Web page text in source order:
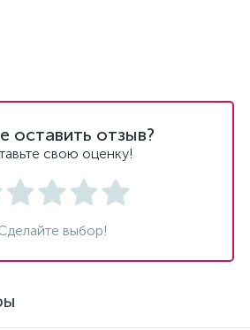
оставить отзыв?
свою оценку!
выбор!